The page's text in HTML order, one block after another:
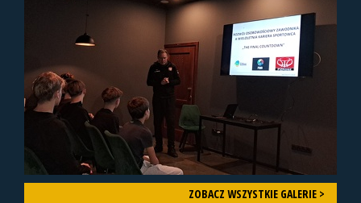
ZOBACZ WSZYSTKIE GALERIE >